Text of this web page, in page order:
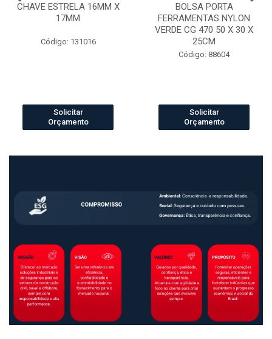
CHAVE ESTRELA 16MM X
17MM
Código: 131016
Solicitar
Orçamento
BOLSA PORTA
FERRAMENTAS NYLON
VERDE CG 470 50 X 30 X
25CM
Código: 88604
Solicitar
Orçamento